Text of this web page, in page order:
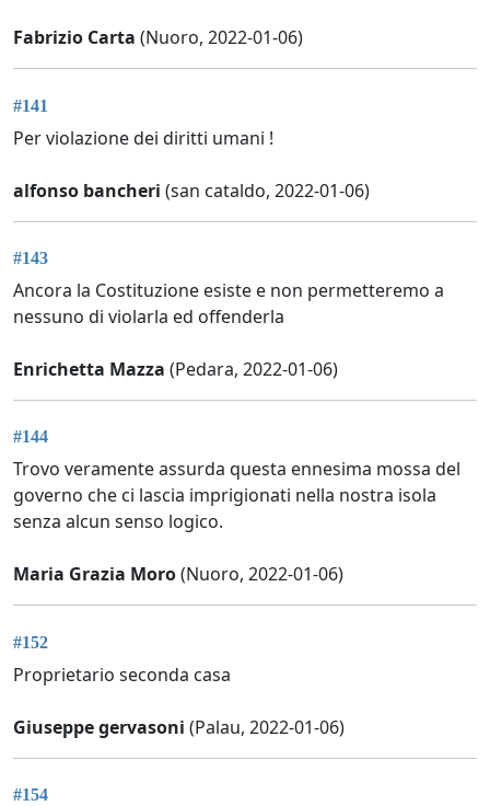
Fabrizio Carta (Nuoro, 2022-01-06)
#141
Per violazione dei diritti umani !
alfonso bancheri (san cataldo, 2022-01-06)
#143
Ancora la Costituzione esiste e non permetteremo a
nessuno di violarla ed offenderla
Enrichetta Mazza (Pedara, 2022-01-06)
#144
Trovo veramente assurda questa ennesima mossa del
governo che ci lascia imprigionati nella nostra isola
senza alcun senso logico.
Maria Grazia Moro(Nuoro, 2022-01-06)
#152
Proprietario seconda casa
Giuseppe gervasoni (Palau, 2022-01-06)
#154